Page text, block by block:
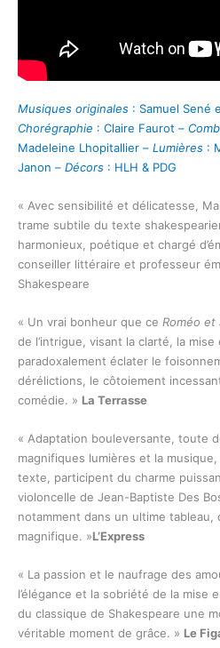
Musiques originales : Samuel Sené
Chorégraphie : Claire Faurot –
Madeleine Lhopitallier – Lumières :
Janon – Décors : HLH & PDG
« Avec sensibilité et délicatesse,
trame subtile du texte
harmonieux, poétique et chargé
conseiller littéraire et professeur
Shakespeare
« Un vrai bonheur que ce Roméo et
de l’intrigue, visant la clarté, la mise
paradoxalement éclater le
dérélictions, le côtoiement
comédie. » La Terrasse
« Adaptation bouleversante, toute
magnifiques lumières et la
texte, participent du charme
violoncelle de Jean-Baptiste Des
notamment dans un ultime tableau,
magnifique. »L’Express
« La passion et le naufrage des
l’élégance et la sobriété de la mise
du classique de Shakespeare une
véritable moment de grâce. » Le